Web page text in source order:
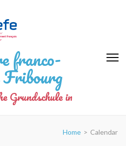
franco-
Fribourg
Grundschule in
Home > Calendar